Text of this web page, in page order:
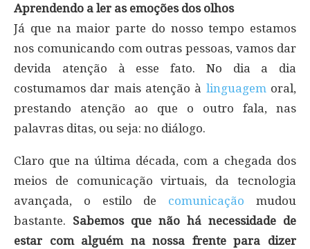
Aprendendo a ler as emoções dos olhos
Já que na maior parte do nosso tempo estamos
nos comunicando com outras pessoas, vamos dar
devida atenção à esse fato. No dia a dia
costumamos dar mais atenção à linguagem oral,
prestando atenção ao que o outro fala, nas
palavras ditas, ou seja: no diálogo.
Claro que na última década, com a chegada dos
meios de comunicação virtuais, da tecnologia
avançada, o estilo de comunicação mudou
bastante. Sabemos que não há necessidade de
estar com alguém na nossa frente para dizer